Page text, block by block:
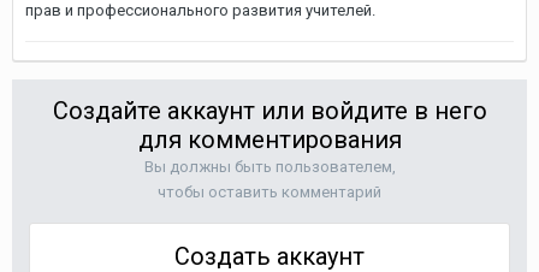
прав и профессионального развития учителей.
Создайте аккаунт или войдите в него
для комментирования
Вы должны быть пользователем,
чтобы оставить комментарий
Создать аккаунт